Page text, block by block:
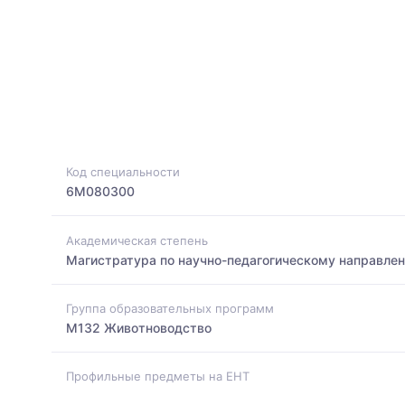
Код специальности
6M080300
Академическая степень
Магистратура по научно-педагогическому
Группа образовательных программ
M132 Животноводство
Профильные предметы на ЕНТ